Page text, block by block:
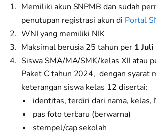
Memiliki akun SNPMB dan sudah
penutupan registrasi akun di Portal
WNI yang memiliki NIK
Maksimal berusia 25 tahun per 1
Siswa SMA/MA/SMK/kelas XII atau
Paket C tahun 2024, dengan syarat
keterangan siswa kelas 12 disertai:
identitas, terdiri dari nama, kelas,
pas foto terbaru (berwarna)
stempel/cap sekolah